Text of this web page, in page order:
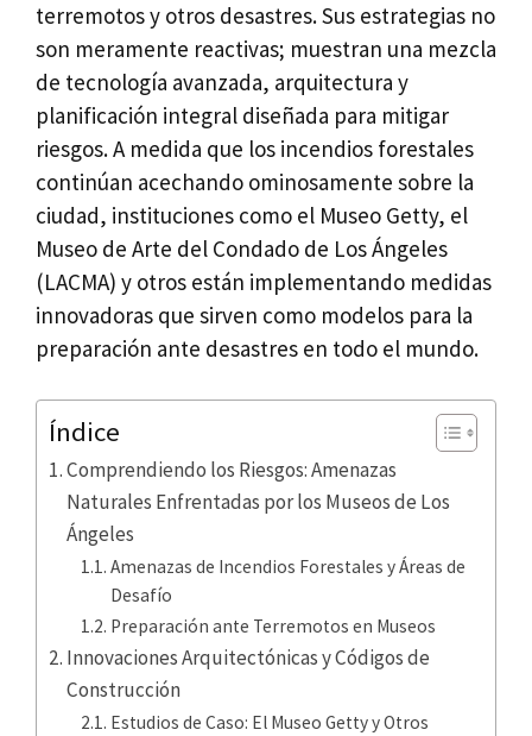
terremotos y otros desastres. Sus estrategias no
son meramente reactivas; muestran una mezcla
de tecnología avanzada, arquitectura y
planificación integral diseñada para mitigar
riesgos. A medida que los incendios forestales
continúan acechando ominosamente sobre la
ciudad, instituciones como el Museo Getty, el
Museo de Arte del Condado de Los Ángeles
(LACMA) y otros están implementando medidas
innovadoras que sirven como modelos para la
preparación ante desastres en todo el mundo.
Índice
Comprendiendo los Riesgos: Amenazas
Naturales Enfrentadas por los Museos de Los
Ángeles
Amenazas de Incendios Forestales y Áreas de
Desafío
Preparación ante Terremotos en Museos
Innovaciones Arquitectónicas y Códigos de
Construcción
Estudios de Caso: El Museo Getty y Otros